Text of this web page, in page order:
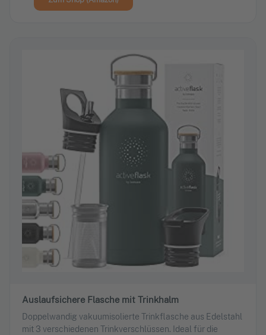
Auslaufsichere Flasche mit Trinkhalm
Doppelwandig vakuumisolierte Trinkflasche aus Edelstahl
mit 3 verschiedenen Trinkverschlüssen. Ideal für die